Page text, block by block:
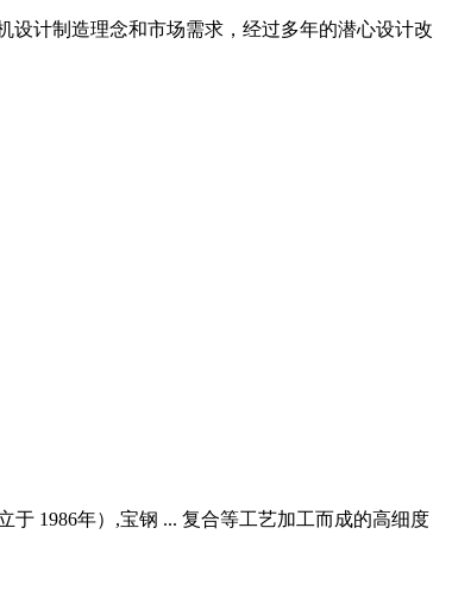
设计制造理念和市场需求，经过多年的潜心设计改
于 1986年）,宝钢 ... 复合等工艺加工而成的高细度